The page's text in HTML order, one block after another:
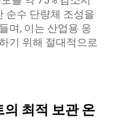
순수 단량체 조성을
며, 이는 산업용 응
기 위해 절대적으로
최적 보관 온